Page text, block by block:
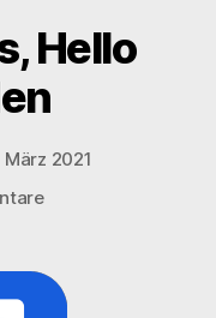
Hello
März 2021
zu
Hello
BitWarden